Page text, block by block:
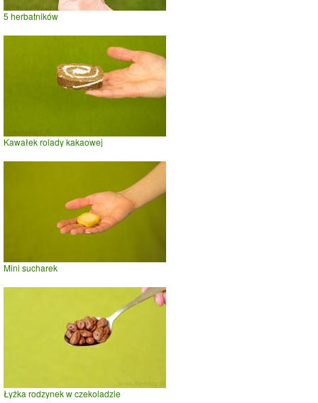
5 herbatników
Kawałek rolady kakaowej
Mini sucharek
Łyżka rodzynek w czekoladzie